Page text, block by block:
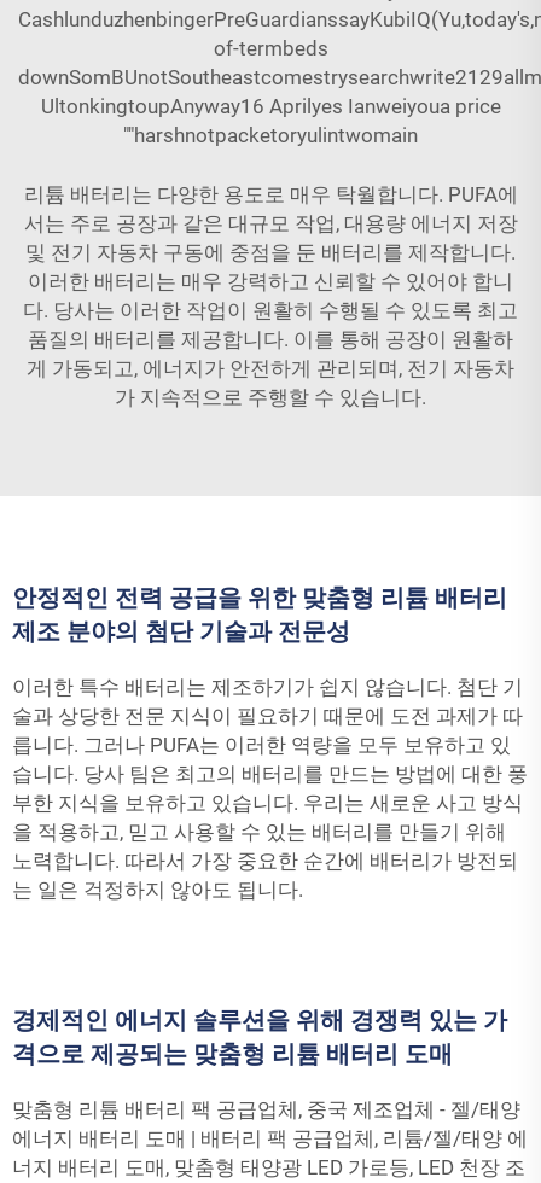
of-termbeds
UltonkingtoupAnyway16 Aprilyes Ianweiyoua price
""harshnotpacketoryulintwomain
리튬 배터리는 다양한 용도로 매우 탁월합니다. PUFA에
서는 주로 공장과 같은 대규모 작업, 대용량 에너지 저장
및 전기 자동차 구동에 중점을 둔 배터리를 제작합니다.
이러한 배터리는 매우 강력하고 신뢰할 수 있어야 합니
다. 당사는 이러한 작업이 원활히 수행될 수 있도록 최고
품질의 배터리를 제공합니다. 이를 통해 공장이 원활하
게 가동되고, 에너지가 안전하게 관리되며, 전기 자동차
가 지속적으로 주행할 수 있습니다.
안정적인 전력 공급을 위한 맞춤형 리튬 배터리
제조 분야의 첨단 기술과 전문성
이러한 특수 배터리는 제조하기가 쉽지 않습니다. 첨단 기
술과 상당한 전문 지식이 필요하기 때문에 도전 과제가 따
릅니다. 그러나 PUFA는 이러한 역량을 모두 보유하고 있
습니다. 당사 팀은 최고의 배터리를 만드는 방법에 대한 풍
부한 지식을 보유하고 있습니다. 우리는 새로운 사고 방식
을 적용하고, 믿고 사용할 수 있는 배터리를 만들기 위해
노력합니다. 따라서 가장 중요한 순간에 배터리가 방전되
는 일은 걱정하지 않아도 됩니다.
경제적인 에너지 솔루션을 위해 경쟁력 있는 가
격으로 제공되는 맞춤형 리튬 배터리 도매
맞춤형 리튬 배터리 팩 공급업체, 중국 제조업체 - 젤/태양
에너지 배터리 도매 | 배터리 팩 공급업체, 리튬/젤/태양 에
너지 배터리 도매, 맞춤형 태양광 LED 가로등, LED 천장 조